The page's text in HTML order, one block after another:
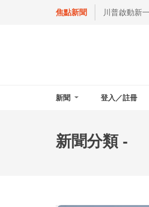
焦點新聞 川普啟動新
新聞 登入／註冊
新聞分類 -